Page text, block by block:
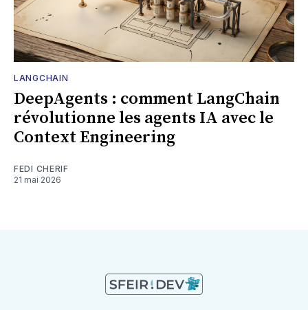
LANGCHAIN
DeepAgents : comment LangChain
révolutionne les agents IA avec le
Context Engineering
FEDI CHERIF
21 mai 2026